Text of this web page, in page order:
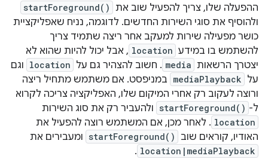
ההפעלה שלו, צריך להפעיל שוב את startForeground()
ולהוסיף את סוגי השירות החדשים. לדוגמה, נניח שאפליקציית
כושר מפעילה שירות למעקב אחר ריצה שתמיד צריך
להשתמש בו במידע location , אבל יכול להיות שהוא לא
יצטרך הרשאות media . חשוב להצהיר גם על location וגם
על mediaPlayback במניפסט. אם משתמש מתחיל ריצה
ורוצה לעקוב רק אחרי המיקום שלו, האפליקציה צריכה לקרוא
ל- startForeground() ולהעביר רק את סוג השירות
location . לאחר מכן, אם המשתמש רוצה להפעיל את
האודיו, קוראים שוב
startForeground() ומעבירים את
location|mediaPlayback
.